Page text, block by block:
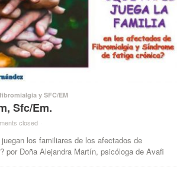
y SFC/EM
Sfc/Em.
closed ·
los familiares de los afectados de
por Doña Alejandra Martín, psicóloga de Avafi